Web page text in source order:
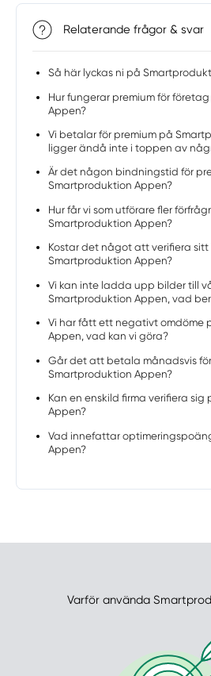
Relaterande frågor & svar
Så här lyckas ni på
Hur fungerar premium för
Appen?
Vi betalar för premium på
ligger ändå inte i toppen av
Är det någon bindningstid för
Smartproduktion Appen?
Hur får vi som utförare fler
Smartproduktion Appen?
Kostar det något att verifiera
Smartproduktion Appen?
Vi kan inte ladda upp bilder till
Smartproduktion Appen, vad
Vi har fått ett negativt omdöme
Appen, vad kan vi göra?
Går det att betala månadsvis
Smartproduktion Appen?
Kan en enskild firma verifiera
Appen?
Vad innefattar
Appen?
Varför använda